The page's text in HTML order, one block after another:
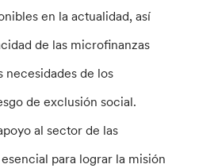
en la actualidad, así
de las microfinanzas
necesidades de los
de exclusión social.
al sector de las
para lograr la misión